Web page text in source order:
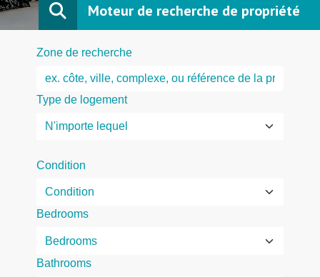
Moteur de recherche de propriété
Zone de recherche
Type de logement
Condition
Bedrooms
Bathrooms